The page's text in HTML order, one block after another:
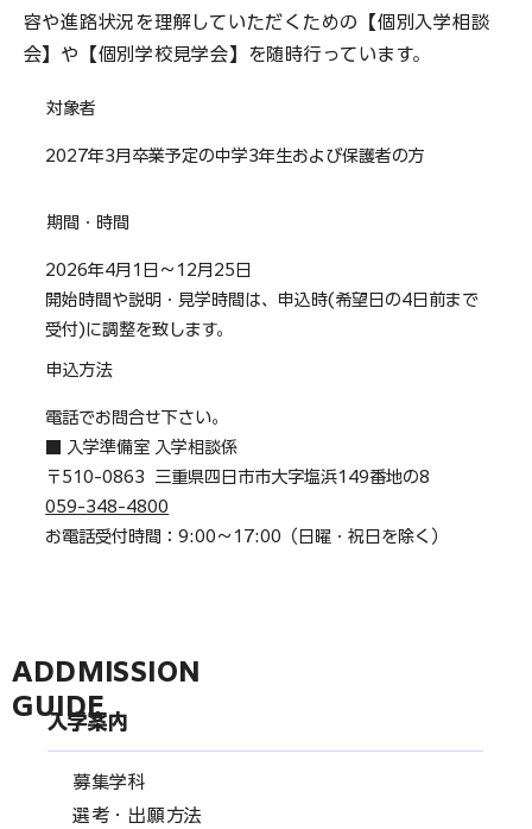
容や進路状況を理解していただくための【個別入学相談
会】や【個別学校見学会】を随時行っています。
対象者
2027年3月卒業予定の中学3年生および保護者の方
期間・時間
2026年4月1日～12月25日
開始時間や説明・見学時間は、申込時(希望日の4日前まで
受付)に調整を致します。
申込方法
電話でお問合せ下さい。
■ 入学準備室 入学相談係
〒510-0863 三重県四日市市大字塩浜149番地の8
059-348-4800
お電話受付時間：9:00〜17:00（日曜・祝日を除く）
入学案内
募集学科
選考・出願方法
ADDMISSION
GUIDE